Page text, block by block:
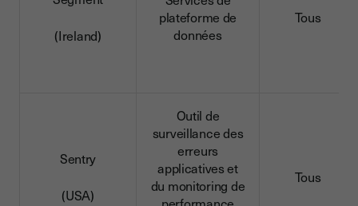
(Ireland)
plateforme de
données
Tous
Sentry
(USA)
Outil de
surveillance des
erreurs
applicatives et
du monitoring de
Tous